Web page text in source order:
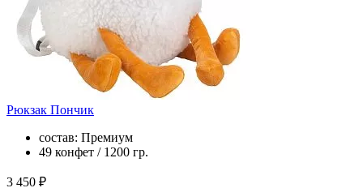
Рюкзак Пончик
состав: Премиум
49 конфет / 1200 гр.
3 450 ₽